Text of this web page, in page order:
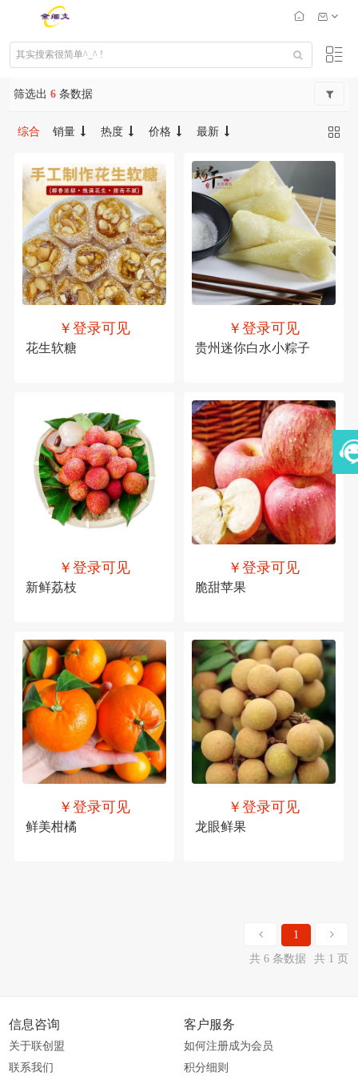
筛选出 6 条数据
综合 销量 热度 价格 最新
￥登录可见
花生软糖
￥登录可见
贵州迷你白水小粽子
￥登录可见
新鲜荔枝
￥登录可见
脆甜苹果
￥登录可见
鲜美柑橘
￥登录可见
龙眼鲜果
1
共 6 条数据
共 1 页
信息咨询
关于联创盟
联系我们
客户服务
如何注册成为会员
积分细则